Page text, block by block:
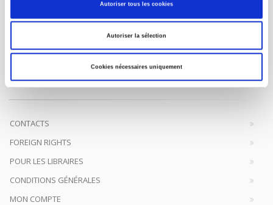
Autoriser tous les cookies
Autoriser la sélection
Cookies nécessaires uniquement
Maison d'édition dédiée aux sciences humaines et sociales, les
Presses de Sciences Po participent depuis leur création en 1976
à la transmission des savoirs et des idéescontinuer
CONTACTS
FOREIGN RIGHTS
POUR LES LIBRAIRES
CONDITIONS GÉNÉRALES
MON COMPTE